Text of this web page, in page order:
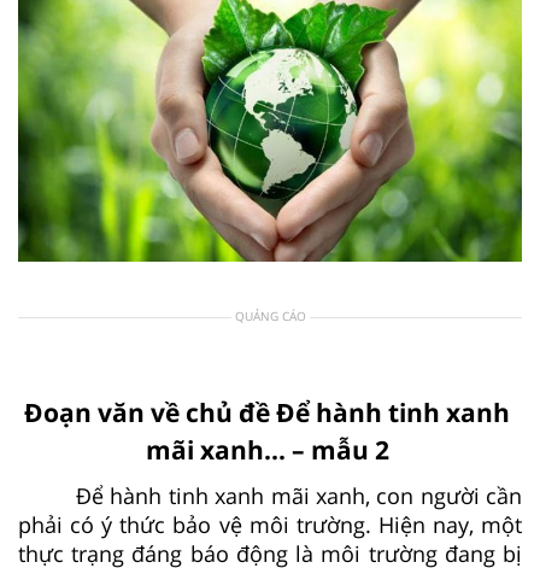
QUẢNG CÁO
Đoạn văn về chủ đề Để hành tinh xanh
mãi xanh... – mẫu 2
Để hành tinh xanh mãi xanh, con người cần
phải có ý thức bảo vệ môi trường. Hiện nay, một
thực trạng đáng báo động là môi trường đang bị